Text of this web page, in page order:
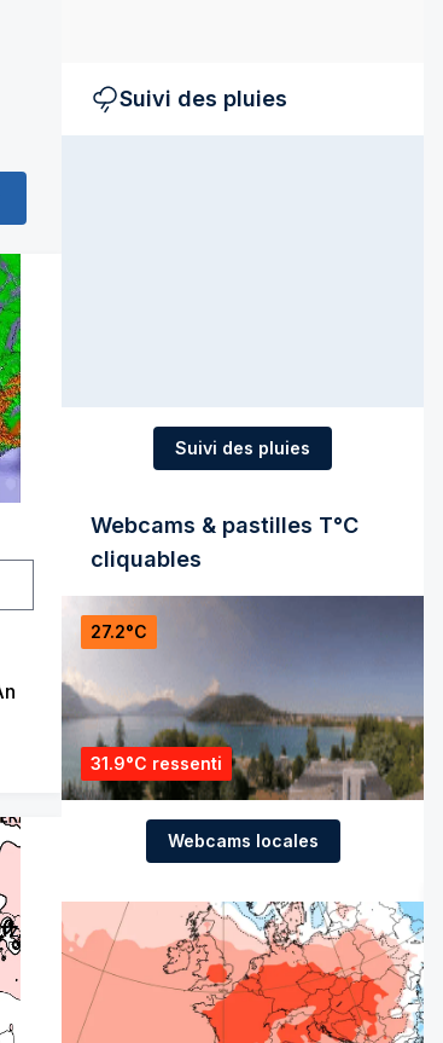
Suivi des pluies
Suivi des pluies
Webcams & pastilles T°C
cliquables
27.2°C
31.9°C ressenti
Webcams locales